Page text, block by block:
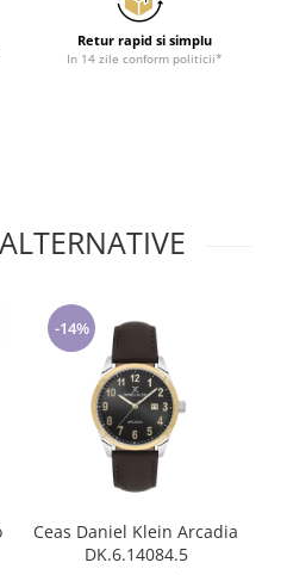
Retur rapid si simplu
In 14 zile conform politicii*
-14%
Ceas Daniel Klein Arcadia
DK.6.14084.5